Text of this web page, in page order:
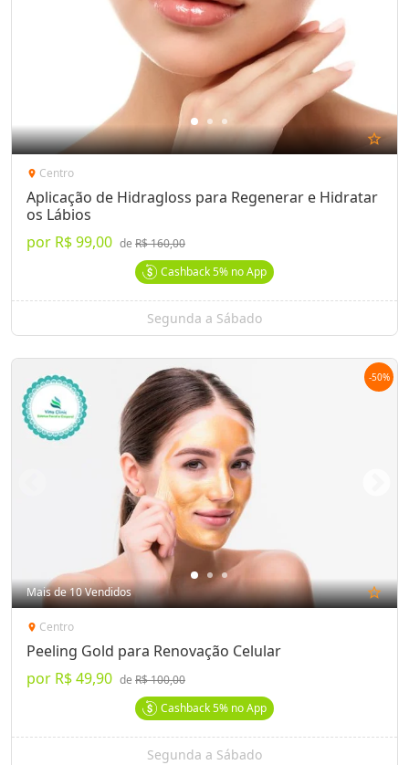
star_outline
location_on Centro
Aplicação de Hidragloss para Regenerar e Hidratar
os Lábios
por R$ 99,00 de R$ 160,00
Cashback5% no App
Segunda a Sábado
-50%
Mais de 10 Vendidos star_outline
location_on Centro
Peeling Gold para Renovação Celular
por R$ 49,90 de R$ 100,00
Cashback5% no App
Segunda a Sábado